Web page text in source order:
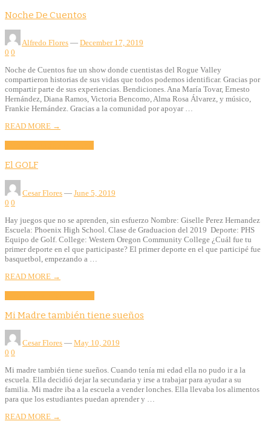
Noche De Cuentos
Alfredo Flores — December 17, 2019
0 0
Noche de Cuentos fue un show donde cuentistas del Rogue Valley
compartieron historias de sus vidas que todos podemos identificar. Gracias por
compartir parte de sus experiencias. Bendiciones. Ana María Tovar, Ernesto
Hernández, Diana Ramos, Victoria Bencomo, Alma Rosa Álvarez, y músico,
Frankie Hernández. Gracias a la comunidad por apoyar …
READ MORE →
El GOLF
Cesar Flores — June 5, 2019
0 0
Hay juegos que no se aprenden, sin esfuerzo Nombre: Giselle Perez Hernandez
Escuela: Phoenix High School. Clase de Graduacion del 2019 Deporte: PHS
Equipo de Golf. College: Western Oregon Community College ¿Cuál fue tu
primer deporte en el que participaste? El primer deporte en el que participé fue
basquetbol, empezando a …
READ MORE →
Mi Madre también tiene sueños
Cesar Flores — May 10, 2019
0 0
Mi madre también tiene sueños. Cuando tenía mi edad ella no pudo ir a la
escuela. Ella decidió dejar la secundaria y irse a trabajar para ayudar a su
familia. Mi madre iba a la escuela a vender lonches. Ella llevaba los alimentos
para que los estudiantes puedan aprender y …
READ MORE →